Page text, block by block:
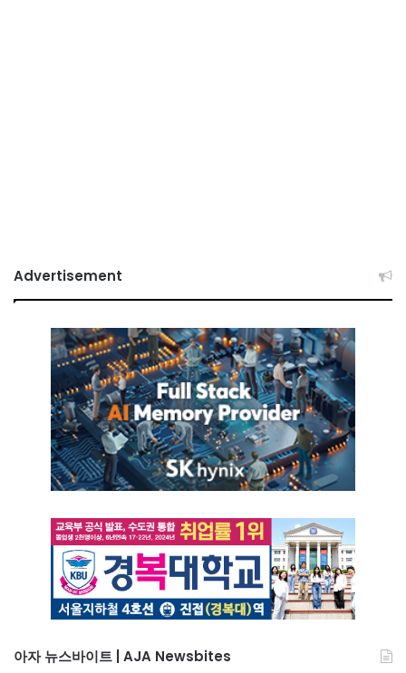
Advertisement
아자 뉴스바이트 | AJA Newsbites